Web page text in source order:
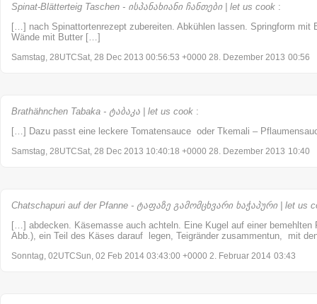
Spinat-Blätterteig Taschen - ისპანახიანი ჩანთები | let us cook :
[…] nach Spinattortenrezept zubereiten. Abkühlen lassen. Springform mit
Wände mit Butter […]
Samstag, 28UTCSat, 28 Dec 2013 00:56:53 +0000 28. Dezember 2013 00:56
Brathähnchen Tabaka - ტაბაკა | let us cook :
[…] Dazu passt eine leckere Tomatensauce oder Tkemali –
Samstag, 28UTCSat, 28 Dec 2013 10:40:18 +0000 28. Dezember 2013 10:40
Chatschapuri auf der Pfanne - ტაფაზე გამომცხვარი ხაჭაპური | let us
[…] abdecken. Käsemasse auch achteln. Eine Kugel auf einer bemehlten
Abb.), ein Teil des Käses darauf legen, Teigränder zusammentun, mit
Sonntag, 02UTCSun, 02 Feb 2014 03:43:00 +0000 2. Februar 2014 03:43